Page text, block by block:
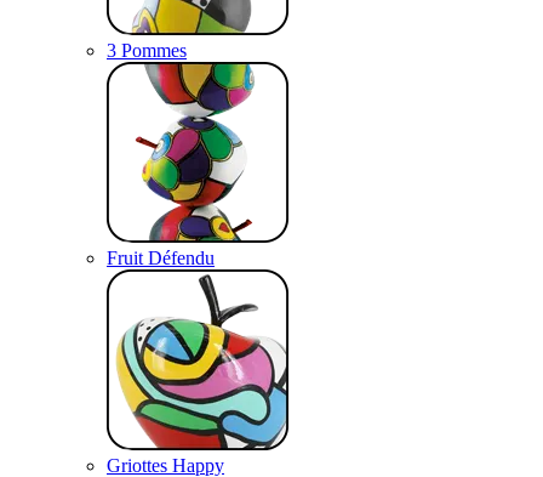
3 Pommes
Fruit Défendu
Griottes Happy